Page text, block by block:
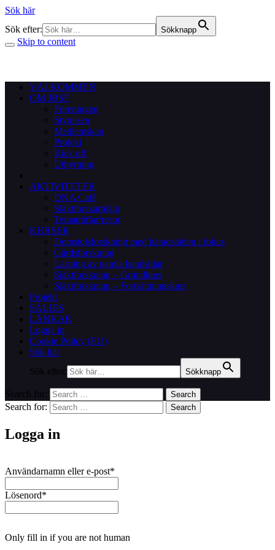
Sök här
Sök efter:
Sökknapp
Skip to content
VÄLKOMMEN
OM JBSF
Föreningen
Styrelsen
Medlemskap
Projekt
Kick off
Uthyrning
AKTIVITETER
DNA Café
Släktforskarhjälp
Tematräffar/resor
KURSER
Domstolsforskning med häradsrätten i fokus
Gårdsforskning
Läsning av gamla handstilar
Släktforskning – Grundkurs
Släktforskning – Fortsättningskurs
Projekt
SÄLJES
LÄNKAR
Logga in
Cookie Policy (EU)
Sök här
Sök efter:
Sökknapp
Search for: Search
Search for: Search
Logga in
Användarnamn eller e-post*
Lösenord*
Only fill in if you are not human